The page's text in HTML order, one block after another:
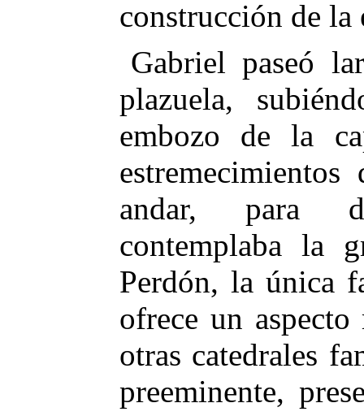
construcción de la
Gabriel paseó
plazuela,
embozo de la
andar, para
contemplaba la
Perdón, la única
ofrece un aspecto
otras catedrales
preeminente,